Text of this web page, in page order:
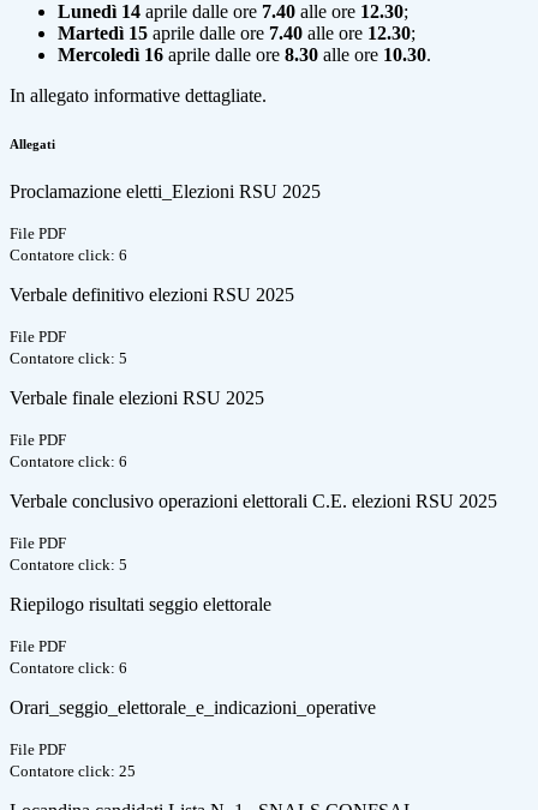
Lunedì 14 aprile dalle ore 7.40 alle ore 12.30;
Martedì 15 aprile dalle ore 7.40 alle ore 12.30;
Mercoledì 16 aprile dalle ore 8.30 alle ore 10.30.
In allegato informative dettagliate.
Allegati
Proclamazione eletti_Elezioni RSU 2025
File PDF
Contatore click: 6
Verbale definitivo elezioni RSU 2025
File PDF
Contatore click: 5
Verbale finale elezioni RSU 2025
File PDF
Contatore click: 6
Verbale conclusivo operazioni elettorali C.E. elezioni RSU 2025
File PDF
Contatore click: 5
Riepilogo risultati seggio elettorale
File PDF
Contatore click: 6
Orari_seggio_elettorale_e_indicazioni_operative
File PDF
Contatore click: 25